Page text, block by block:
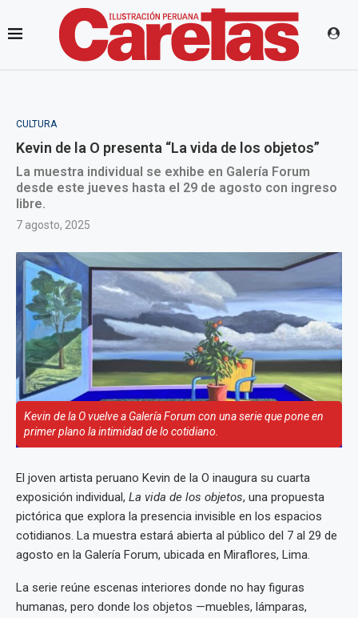
CULTURA
Kevin de la O presenta “La vida de los objetos”
La muestra individual se exhibe en Galería Forum
desde este jueves hasta el 29 de agosto con ingreso
libre.
7 agosto, 2025
Kevin de la O vuelve a Galería Forum con una serie que pone en
primer plano la intimidad de lo cotidiano.
El joven artista peruano Kevin de la O inaugura su cuarta
exposición individual, La vida de los objetos, una propuesta
pictórica que explora la presencia invisible en los espacios
cotidianos. La muestra estará abierta al público del 7 al 29 de
agosto en la Galería Forum, ubicada en Miraflores, Lima.
La serie reúne escenas interiores donde no hay figuras
humanas, pero donde los objetos —muebles, lámparas,